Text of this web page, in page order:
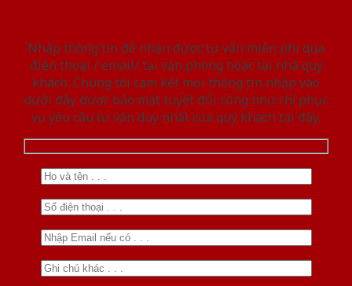
Nhập thông tin để nhận được tư vấn miễn phí qua
điện thoại / email/ tại văn phòng hoặc tại nhà quý
khách. Chúng tôi cam kết mọi thông tin nhập vào
dưới đây được bảo mật tuyệt đối cũng như chỉ phục
vụ yêu cầu tư vấn duy nhất của quý khách tại đây.